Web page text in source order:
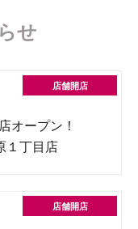
せ
オープン！
１丁目店